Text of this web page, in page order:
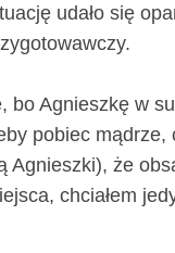
udało się
bo Agnieszkę w
pobiec
Agnieszki), że
chciałem